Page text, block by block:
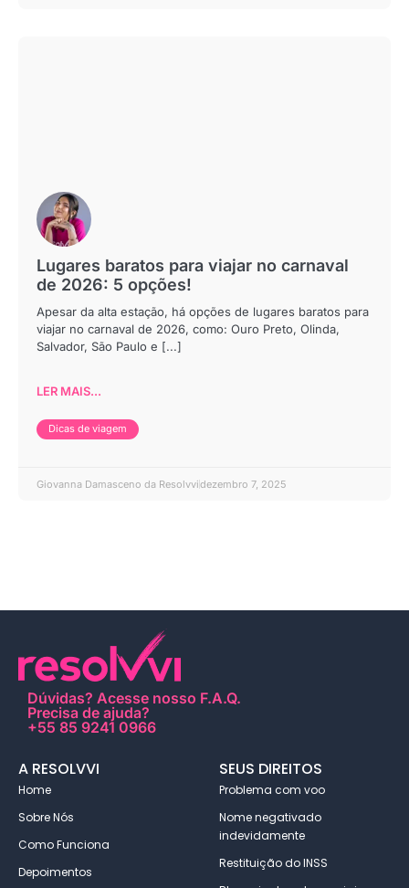
Lugares baratos para viajar no carnaval
de 2026: 5 opções!
Apesar da alta estação, há opções de lugares baratos para
viajar no carnaval de 2026, como: Ouro Preto, Olinda,
Salvador, São Paulo e [...]
LER MAIS...
Dicas de viagem
Giovanna Damasceno da Resolvvidezembro 7, 2025
Dúvidas? Acesse nosso F.A.Q.
Precisa de ajuda?
+55 85 9241 0966
A RESOLVVI
Home
Sobre Nós
Como Funciona
Depoimentos
SEUS DIREITOS
Problema com voo
Nome negativado
indevidamente
Restituição do INSS